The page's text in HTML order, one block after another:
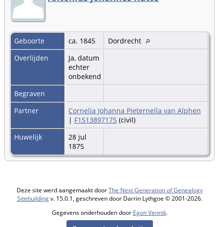
Geboorte ca. 1845
Dordrecht
Overlijden
Ja, datum
echter
onbekend
Begraven
Partner
Cornelia Johanna Pieternella van Alphen
| F1513897175 (civil)
Huwelijk
28 jul
1875
Deze site werd aangemaakt doorThe Next Generation of Genealogy
Sitebuildingv. 15.0.1, geschreven door Darrin Lythgoe © 2001-2026.
Gegevens onderhouden door Egon Vennik.